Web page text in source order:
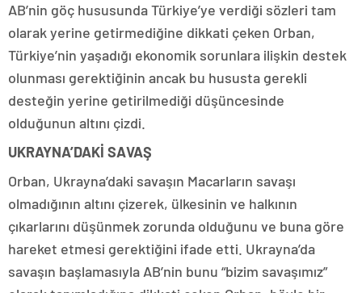
AB’nin göç hususunda Türkiye’ye verdiği sözleri tam
olarak yerine getirmediğine dikkati çeken Orban,
Türkiye’nin yaşadığı ekonomik sorunlara ilişkin destek
olunması gerektiğinin ancak bu hususta gerekli
desteğin yerine getirilmediği düşüncesinde
olduğunun altını çizdi.
UKRAYNA’DAKİ SAVAŞ
Orban, Ukrayna’daki savaşın Macarların savaşı
olmadığının altını çizerek, ülkesinin ve halkının
çıkarlarını düşünmek zorunda olduğunu ve buna göre
hareket etmesi gerektiğini ifade etti. Ukrayna’da
savaşın başlamasıyla AB’nin bunu “bizim savaşımız”